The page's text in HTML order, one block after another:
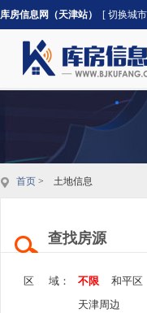
库房信息网（天津站） [ 切换城市
首页 > 土地信息
查找房源
区 域： 不限 和平区
天津周边